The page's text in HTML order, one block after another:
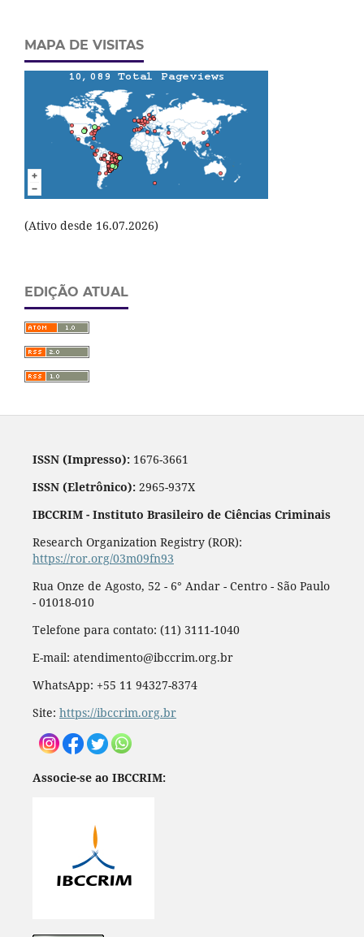
MAPA DE VISITAS
(Ativo desde 16.07.2026)
EDIÇÃO ATUAL
ISSN (Impresso):1676-3661
ISSN (Eletrônico):2965-937X
IBCCRIM - Instituto Brasileiro de Ciências Criminais
Research Organization Registry (ROR):
https://ror.org/03m09fn93
Rua Onze de Agosto, 52 - 6° Andar - Centro - São Paulo
- 01018-010
Telefone para contato: (11) 3111-1040
E-mail: atendimento@ibccrim.org.br
WhatsApp: +55 11 94327-8374
Site: https://ibccrim.org.br
Associe-se ao IBCCRIM: